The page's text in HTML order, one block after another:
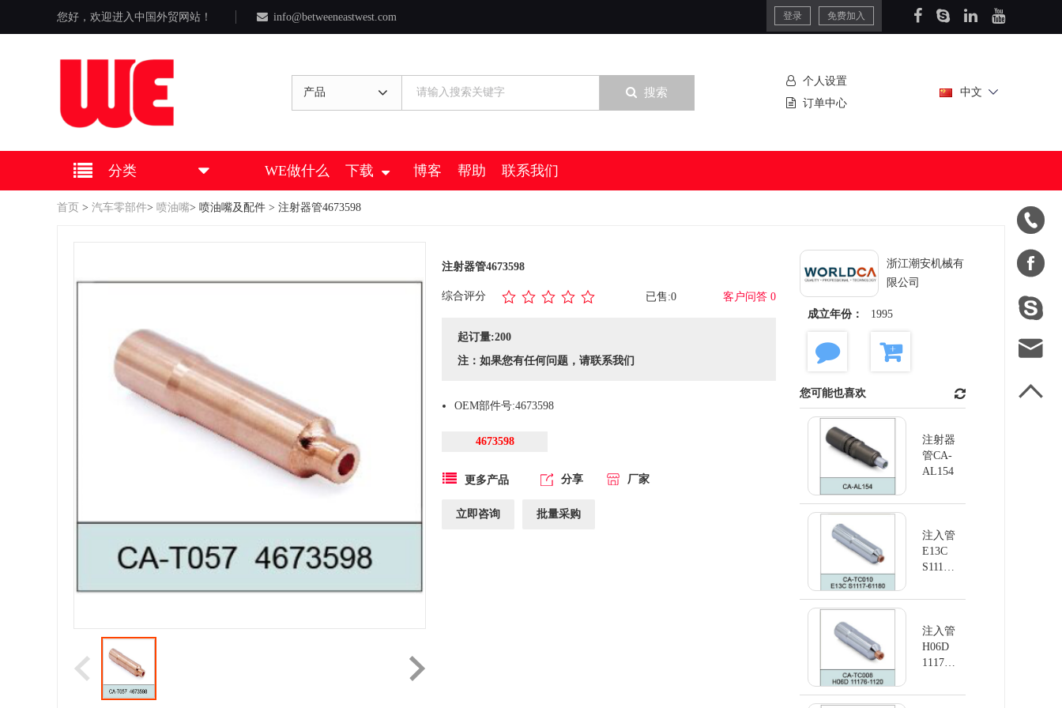
您好，欢迎进入中国外贸网站！ info@betweeneastwest.com 登录 免费加入





产品 搜索
个人设置
订单中心
中文
分类 WE做什么 下载 博客 帮助 联系我们
首页 > 汽车零部件> 喷油嘴> 喷油嘴及配件 > 注射器管4673598
注射器管4673598
综合评分 已售:0 客户问答 0
起订量:200
注：如果您有任何问题，请联系我们
OEM部件号:4673598
4673598
更多产品 分享 厂家
立即咨询 批量采购
浙江潮安机械有
限公司
成立年份： 1995
您可能也喜欢
注射器
管CA-
AL154
注入管
E13C
S1117-
注入管
H06D
11176-